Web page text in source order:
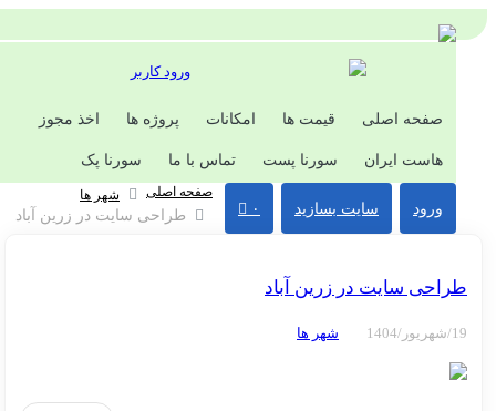
ورود کاربر
صفحه اصلی قیمت ها امکانات پروژه ها اخذ مجوز
هاست ایران سورنا پست تماس با ما سورنا پک
سایت بسازید ۰
صفحه اصلی شهر ها
طراحی سایت در زرین آباد
سایت در زرین آباد
شهر ها